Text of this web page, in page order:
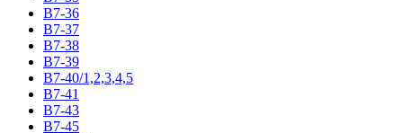
В7-36
В7-37
В7-38
В7-39
В7-40/1,2,3,4,5
В7-41
В7-43
В7-45